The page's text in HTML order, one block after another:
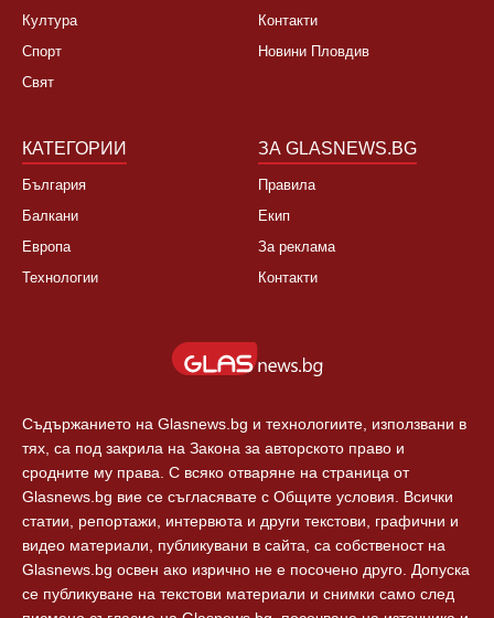
Култура
Спорт
Свят
Контакти
Новини Пловдив
КАТЕГОРИИ
България
Балкани
Европа
Технологии
ЗА GLASNEWS.BG
Правила
Екип
За реклама
Контакти
Съдържанието на Glasnews.bg и технологиите, използвани в
тях, са под закрила на Закона за авторското право и
сродните му права. С всяко отваряне на страница от
Glasnews.bg вие се съгласявате с Общите условия. Всички
статии, репортажи, интервюта и други текстови, графични и
видео материали, публикувани в сайта, са собственост на
Glasnews.bg освен ако изрично не е посочено друго. Допуска
се публикуване на текстови материали и снимки само след